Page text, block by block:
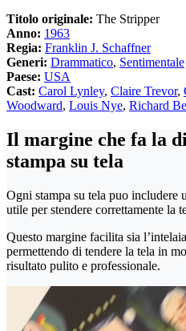
Titolo originale: The Stripper
Anno: 1963
Regia: Franklin J. Schaffner
Generi: Drammatico, Sentimentale
Paese: USA
Cast: Carol Lynley, Claire Trevor,
Woodward, Louis Nye, Richard
Il margine che fa la
stampa su tela
Ogni stampa su tela puo includere
utile per stendere correttamente la
Questo margine facilita sia
permettendo di tendere la tela in
risultato pulito e professionale.